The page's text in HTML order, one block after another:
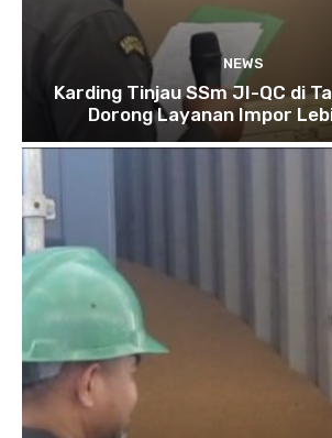
NEWS
Karding Tinjau SSm JI-QC di
Dorong Layanan Impor